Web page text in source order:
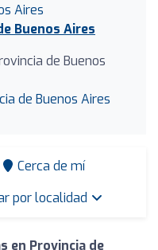
Aires
Buenos Aires
de Buenos
de Buenos Aires
Cerca de mí
por localidad
en Provincia de